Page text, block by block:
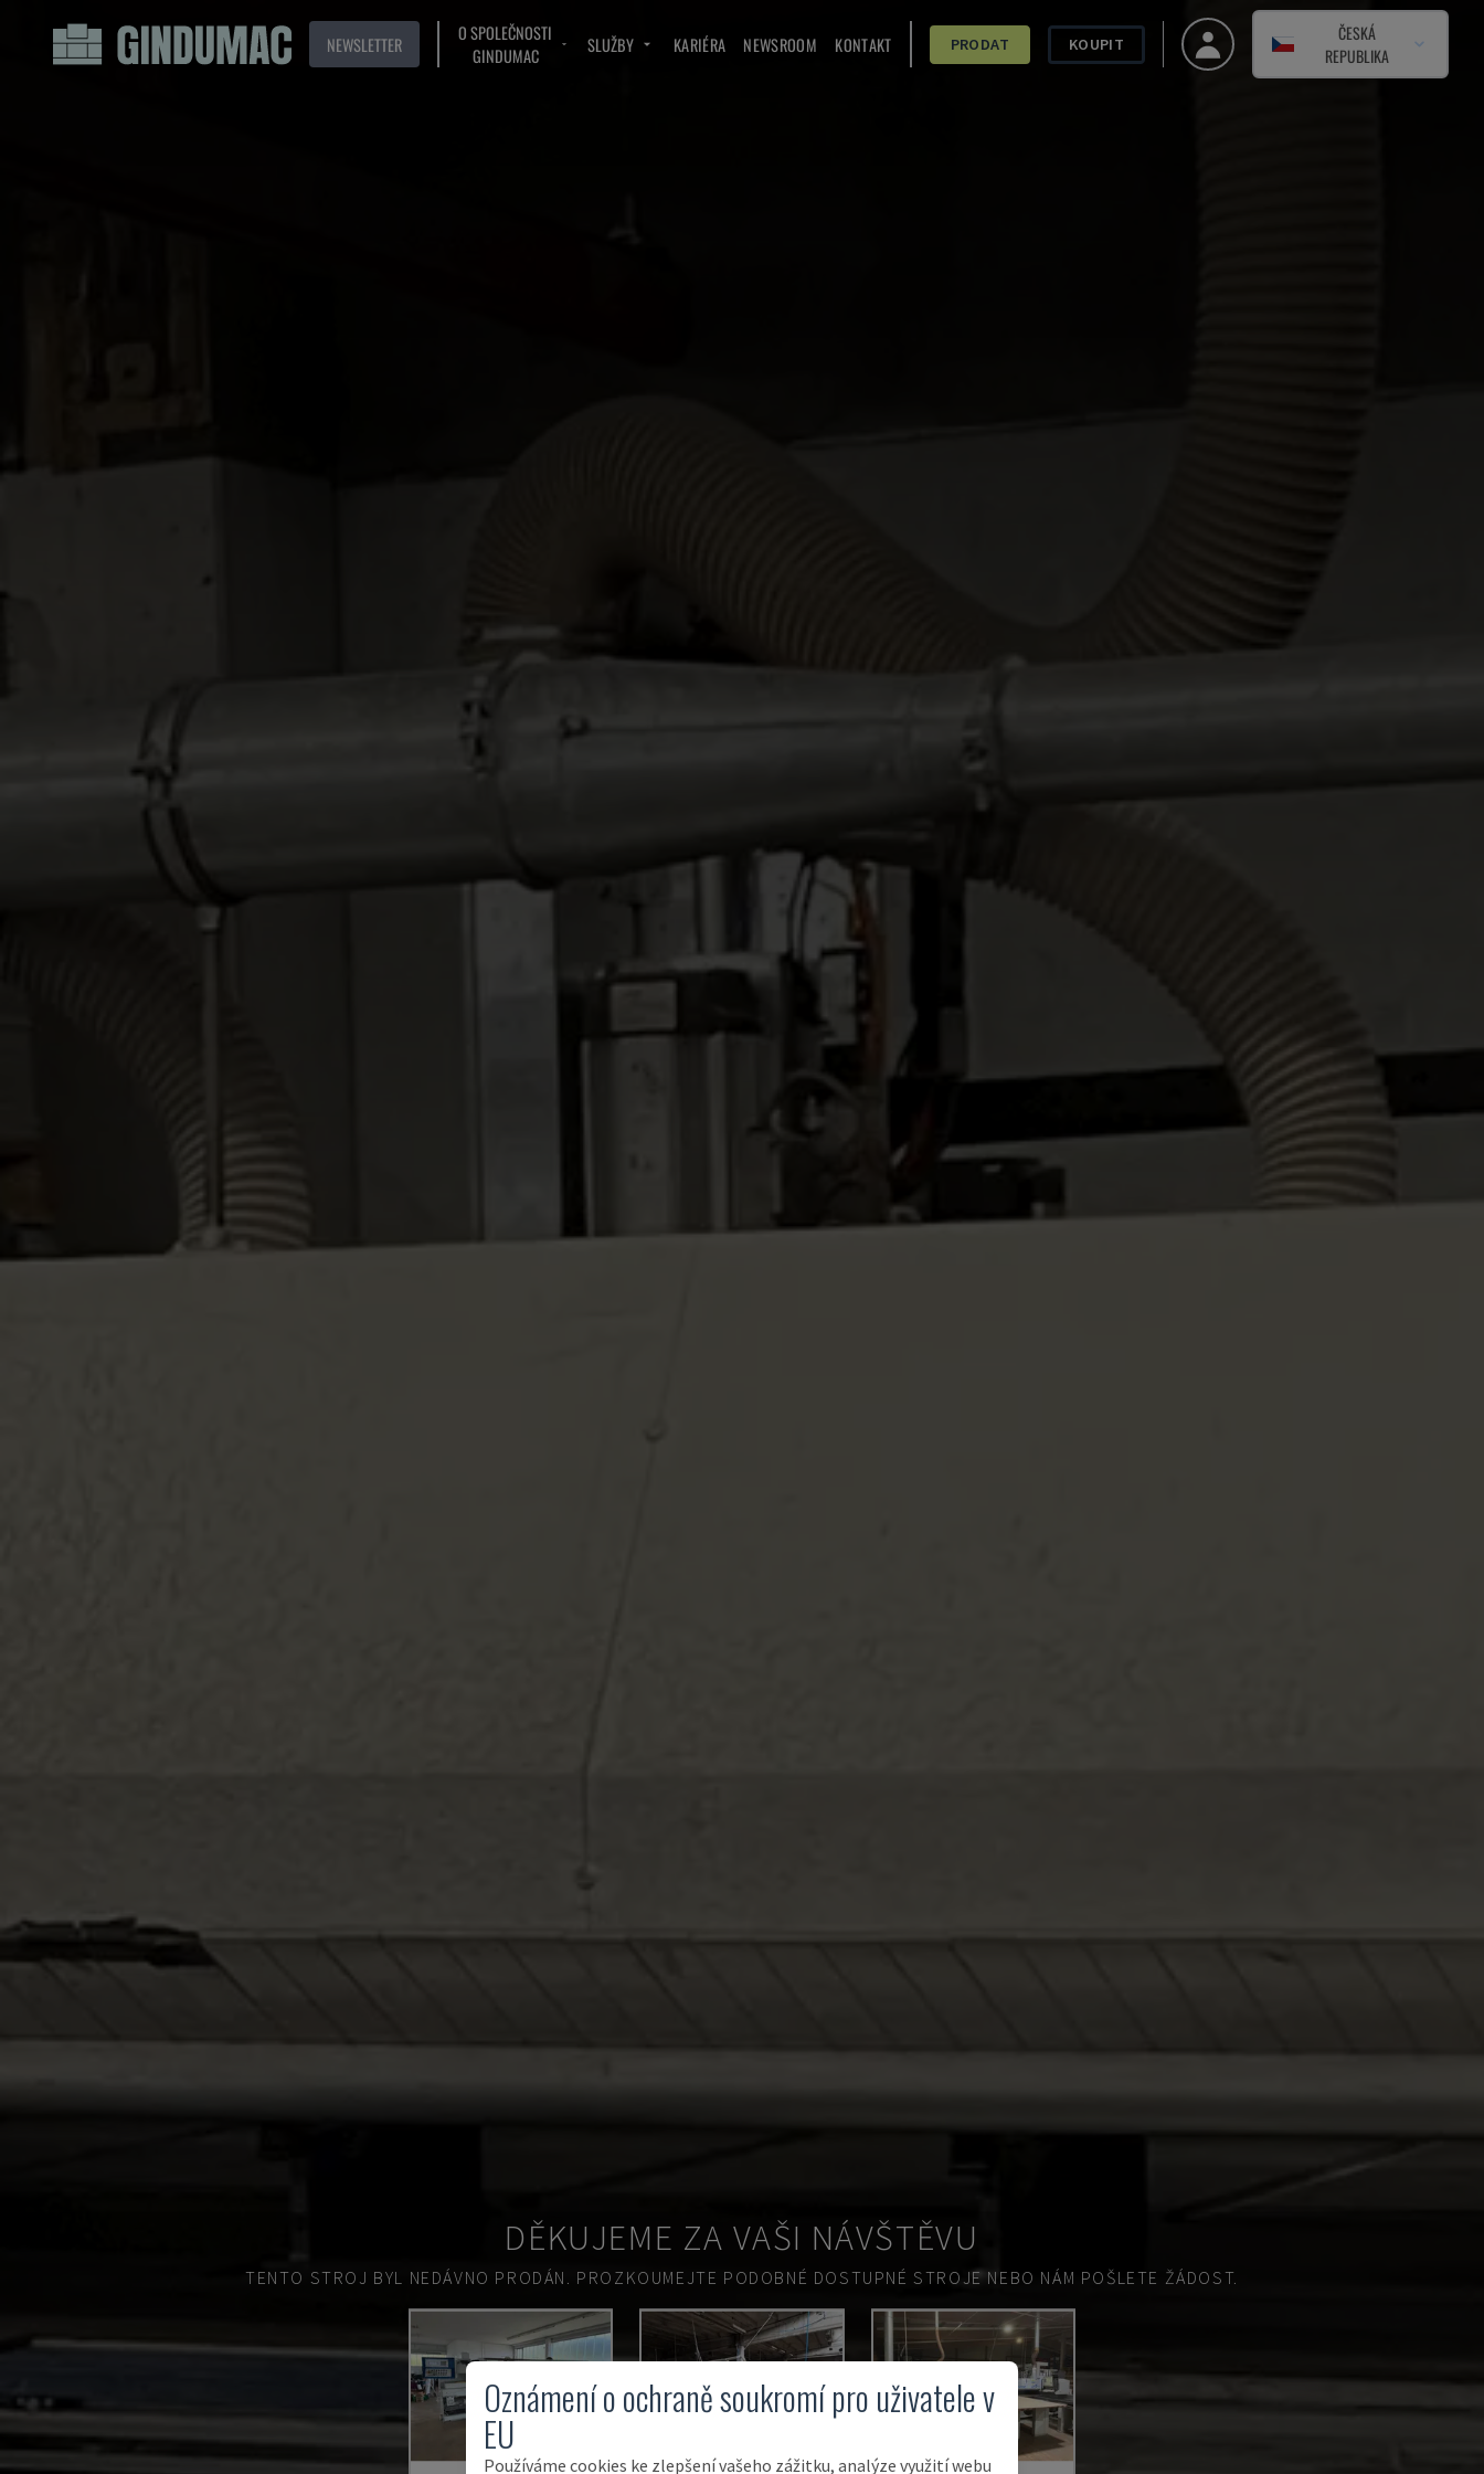
NEWSLETTER
O SPOLEČNOSTI
GINDUMAC
SLUŽBY KARIÉRA NEWSROOM KONTAKT PRODAT KOUPIT
ČESKÁ
REPUBLIKA
DĚKUJEME ZA VAŠI NÁVŠTĚVU
TENTO STROJ BYL NEDÁVNO PRODÁN. PROZKOUMEJTE PODOBNÉ DOSTUPNÉ STROJE NEBO NÁM POŠLETE ŽÁDOST.
Oznámení o ochraně soukromí pro uživatele v
EU
Používáme cookies ke zlepšení vašeho zážitku, analýze využití webu